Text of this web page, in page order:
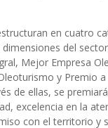
en cuatro
del
Mejor Empresa
y Premio
de ellas, se
excelencia en la
con el territorio y